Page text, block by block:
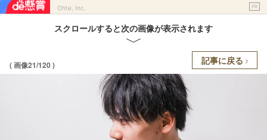
Ohte, Inc. PR
スクロールすると次の画像が表示されます
( 画像21/120 ) 記事に戻る